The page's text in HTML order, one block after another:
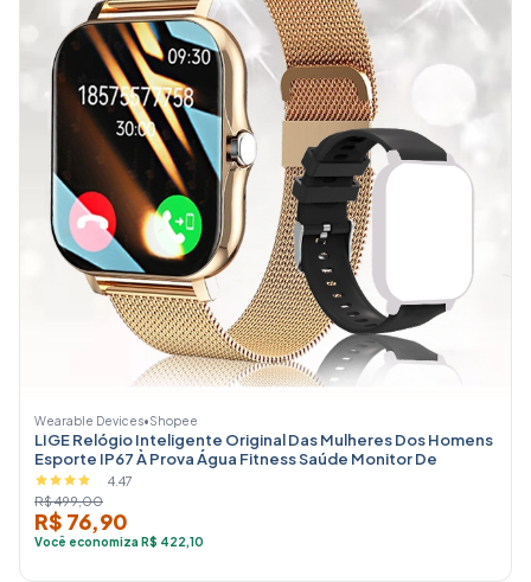
Wearable Devices•Shopee
LIGE Relógio Inteligente Original Das Mulheres Dos Homens
Esporte IP67 À Prova Água Fitness Saúde Monitor De
4.47
R$ 499,00
R$ 76,90
Você economiza R$ 422,10